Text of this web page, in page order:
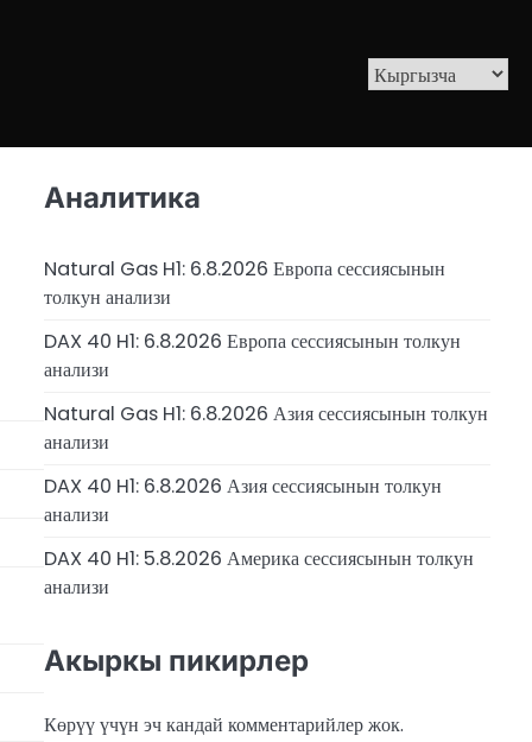
Аналитика
Natural Gas H1: 6.8.2026 Европа сессиясынын
толкун анализи
DAX 40 H1: 6.8.2026 Европа сессиясынын толкун
анализи
Natural Gas H1: 6.8.2026 Азия сессиясынын толкун
анализи
DAX 40 H1: 6.8.2026 Азия сессиясынын толкун
анализи
DAX 40 H1: 5.8.2026 Америка сессиясынын толкун
анализи
Акыркы пикирлер
Көрүү үчүн эч кандай комментарийлер жок.